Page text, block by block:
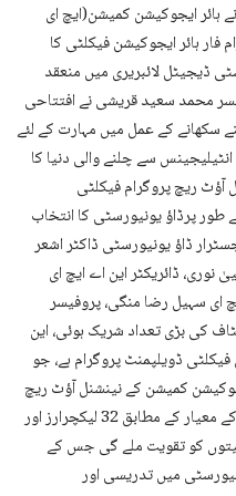
ہائر ایجوکیشن کمیشن(ایچ ای
ہائر ایجوکیشن فیکلٹی کا
ڈیجیٹل لائبریری میں منعقد
محمد سعید قریشی نے افتتاحی
سکھانے کے عمل میں مہارت کے لئے
سے چلنے والی دنیا کا
آؤٹ ریچ پروگرام فیکلٹی
طور پرڈاؤ یونیورسٹی کا انتخاب
ڈاؤ یونیورسٹی ڈاکٹر اشعر
نوری، ڈائریکٹر این اے ایچ ای
ای سہیل رضا منگی، پروفیسر
کی بڑی تعداد شریک ہوئی، این
ڈویلپمنٹ پروگرام ہے، جو
کمیشن کے نینشنل آؤٹ ریچ
پروگرام کا حصہ ہے،اس پروگرام کےاہلیت کے معیار کے مطابق 32 لیکچرارز اور
کو تقویت ملے گی جس کے
میں تدریسی اور